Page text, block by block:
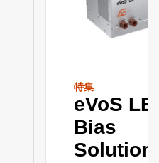
特集
eVoS LE
Bias
Solution